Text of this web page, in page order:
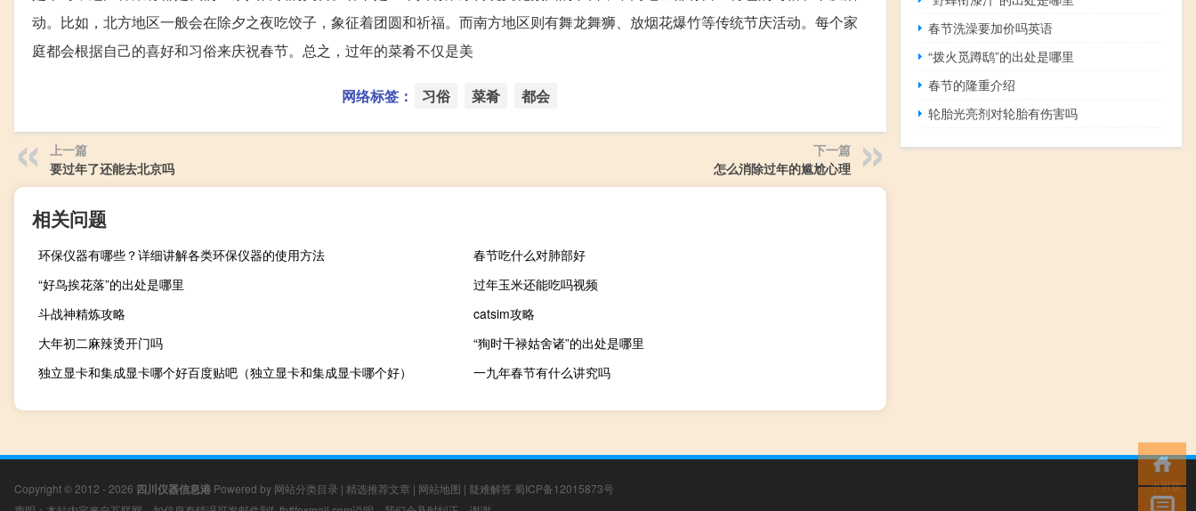
动。比如，北方地区一般会在除夕之夜吃饺子，象征着团圆和祈福。而南方地区则有舞龙舞狮、放烟花爆竹等传统节庆活动。每个家
庭都会根据自己的喜好和习俗来庆祝春节。总之，过年的菜肴不仅是美
网络标签： 习俗 菜肴 都会
上一篇
要过年了还能去北京吗
下一篇
怎么消除过年的尴尬心理
相关问题
环保仪器有哪些？详细讲解各类环保仪器的使用方法
春节吃什么对肺部好
“好鸟挨花落”的出处是哪里
过年玉米还能吃吗视频
斗战神精炼攻略
catsim攻略
大年初二麻辣烫开门吗
“狥时干禄姑舍诸”的出处是哪里
独立显卡和集成显卡哪个好百度贴吧（独立显卡和集成显卡哪个好）
一九年春节有什么讲究吗
春节洗澡要加价吗英语
“拨火觅蹲鸱”的出处是哪里
春节的隆重介绍
轮胎光亮剂对轮胎有伤害吗
Copyright © 2012 - 2026 四川仪器信息港 Powered by 网站分类目录 | 精选推荐文章 | 网站地图 | 疑难解答 蜀ICP备12015873号
小男孩